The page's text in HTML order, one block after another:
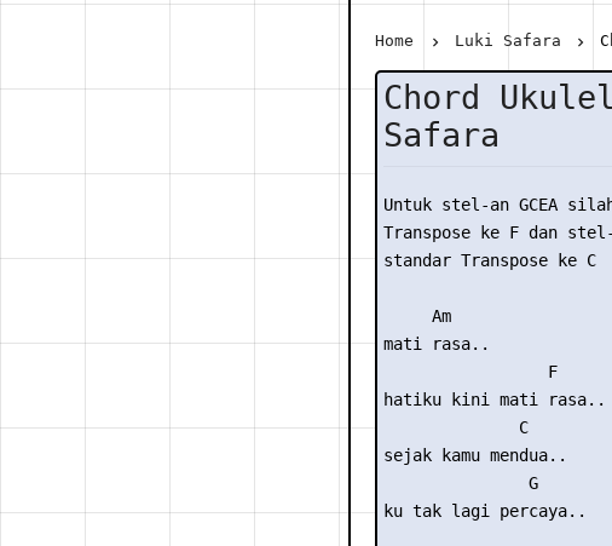
Home Luki Safara
Chord
Safara
Untuk stel-an GCEA
Transpose ke F dan
standar Transpose ke C
     Am
mati rasa..
                 F
hatiku kini mati rasa..
              C
sejak kamu mendua..
               G
ku tak lagi percaya..